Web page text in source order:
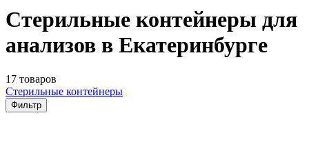
Стерильные контейнеры для
анализов в Екатеринбурге
17 товаров
Стерильные контейнеры
Фильтр